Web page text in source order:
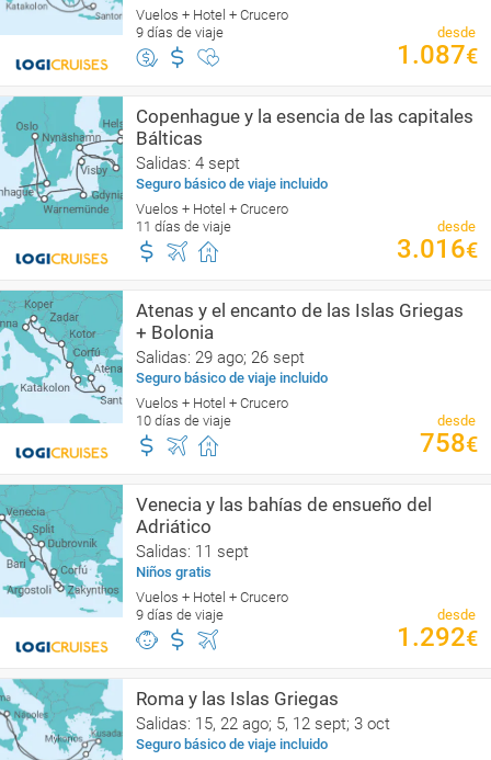
Vuelos + Hotel + Crucero
9 días de viaje
desde
1.087€
Copenhague y la esencia de las capitales
Bálticas
Salidas: 4 sept
Seguro básico de viaje incluido
Vuelos + Hotel + Crucero
11 días de viaje
desde
3.016€
Atenas y el encanto de las Islas Griegas
+ Bolonia
Salidas: 29 ago; 26 sept
Seguro básico de viaje incluido
Vuelos + Hotel + Crucero
10 días de viaje
desde
758€
Venecia y las bahías de ensueño del
Adriático
Salidas: 11 sept
Niños gratis
Vuelos + Hotel + Crucero
9 días de viaje
desde
1.292€
Roma y las Islas Griegas
Salidas: 15, 22 ago; 5, 12 sept; 3 oct
Seguro básico de viaje incluido